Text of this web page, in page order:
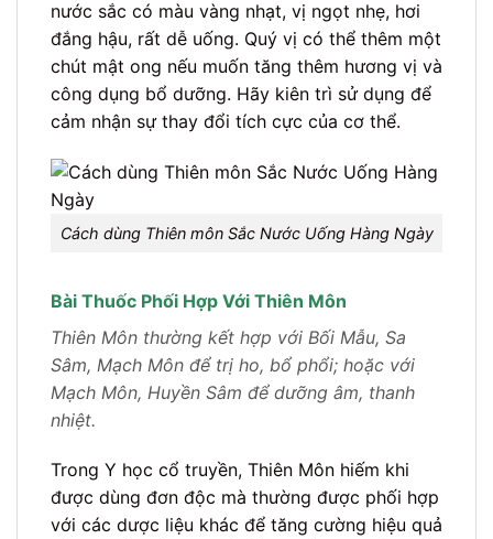
nước sắc có màu vàng nhạt, vị ngọt nhẹ, hơi
đắng hậu, rất dễ uống. Quý vị có thể thêm một
chút mật ong nếu muốn tăng thêm hương vị và
công dụng bổ dưỡng. Hãy kiên trì sử dụng để
cảm nhận sự thay đổi tích cực của cơ thể.
Cách dùng Thiên môn Sắc Nước Uống Hàng Ngày
Bài Thuốc Phối Hợp Với Thiên Môn
Thiên Môn thường kết hợp với Bối Mẫu, Sa
Sâm, Mạch Môn để trị ho, bổ phổi; hoặc với
Mạch Môn, Huyền Sâm để dưỡng âm, thanh
nhiệt.
Trong Y học cổ truyền, Thiên Môn hiếm khi
được dùng đơn độc mà thường được phối hợp
với các dược liệu khác để tăng cường hiệu quả